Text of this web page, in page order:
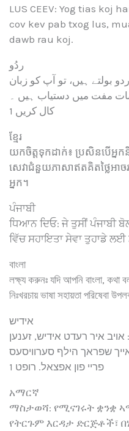
LUS CEEV: Yog tias koj
cov kev pab txog lus,
dawb rau koj.
ردُو
بولتے ہیں، تو آپ کو زبان
مفت میں دستیاب ہیں ۔
کال کریں 1
ខ្មែរ
យកចិត្តទុកដាក់៖ ប្រសិនបើអ្នក
សេវាជំនួយភាសាឥតគិតថ្លៃអា
អ្នក។
ਪੰਜਾਬੀ
ਧਿਆਨ ਦਿਓ: ਜੇ ਤੁਸੀਂ ਪੰਜਾਬੀ
ਵਿੱਚ ਸਹਾਇਤਾ ਸੇਵਾ ਤੁਹਾਡੇ
বাংলা
লক্ষ্য করুনঃ যদি আপনি বাংলা, কথা
নিঃখরচায় ভাষা সহায়তা পরিষেবা
אידיש
איר רעדט אידיש, זענען
שפראך הילף סערוויסעס
פריי פון אפצאל. רופט 1
አማርኛ
ማስታወሻ: የሚናገሩት ቋንቋ
የትርጉም እርዳታ ድርጅቶች፣